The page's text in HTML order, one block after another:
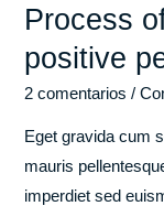
Process
positive
2 comentarios /
Eget gravida cum
mauris
imperdiet sed